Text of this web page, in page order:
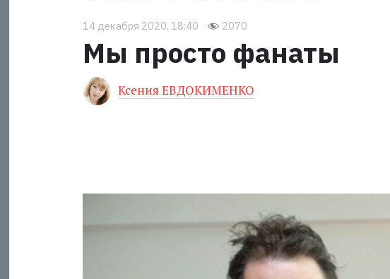
14 декабря 2020, 18:40 2070
Мы просто фанаты
Ксения ЕВДОКИМЕНКО